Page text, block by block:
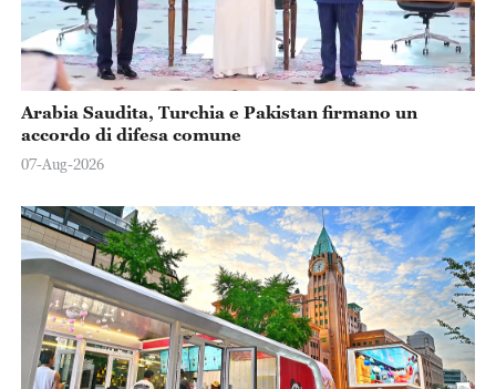
Arabia Saudita, Turchia e Pakistan firmano un
accordo di difesa comune
07-Aug-2026